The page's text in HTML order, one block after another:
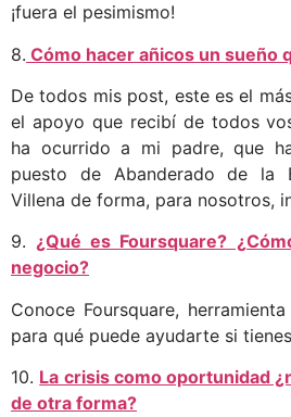
¡fuera el pesimismo!
8. Cómo hacer añicos un sueño
De todos mis post, este es el
el apoyo que recibí de todos
ha ocurrido a mi padre, que
puesto de Abanderado de la
Villena de forma, para nosotros,
9. ¿Qué es Foursquare?
negocio?
Conoce Foursquare,
para qué puede ayudarte si
10. La crisis como oportunidad
de otra forma?